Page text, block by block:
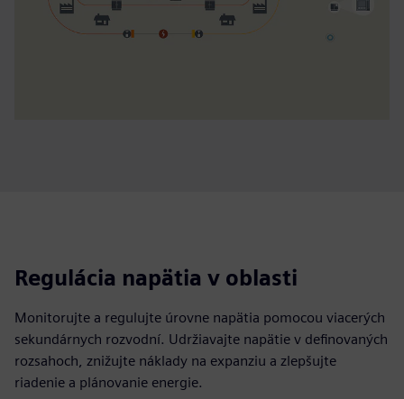
Regulácia napätia v oblasti
Monitorujte a regulujte úrovne napätia pomocou viacerých
sekundárnych rozvodní. Udržiavajte napätie v definovaných
rozsahoch, znižujte náklady na expanziu a zlepšujte
riadenie a plánovanie energie.